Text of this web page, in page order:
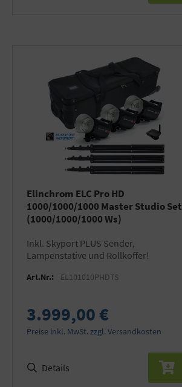
Elinchrom ELC Pro HD
1000/1000/1000 Master Studio Set
(1000/1000/1000 Ws)
inkl. Skyport PLUS Sender,
Lampenstative und Rollkoffer!
Art.Nr.: EL101010PHDTS
3.999,00 €
Preise inkl. MwSt. zzgl. Versandkosten
Details